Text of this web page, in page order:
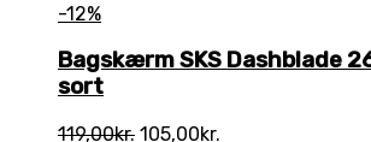
-12%
Bagskærm SKS Dashblade
sort
119,00kr. Den
105,00kr.